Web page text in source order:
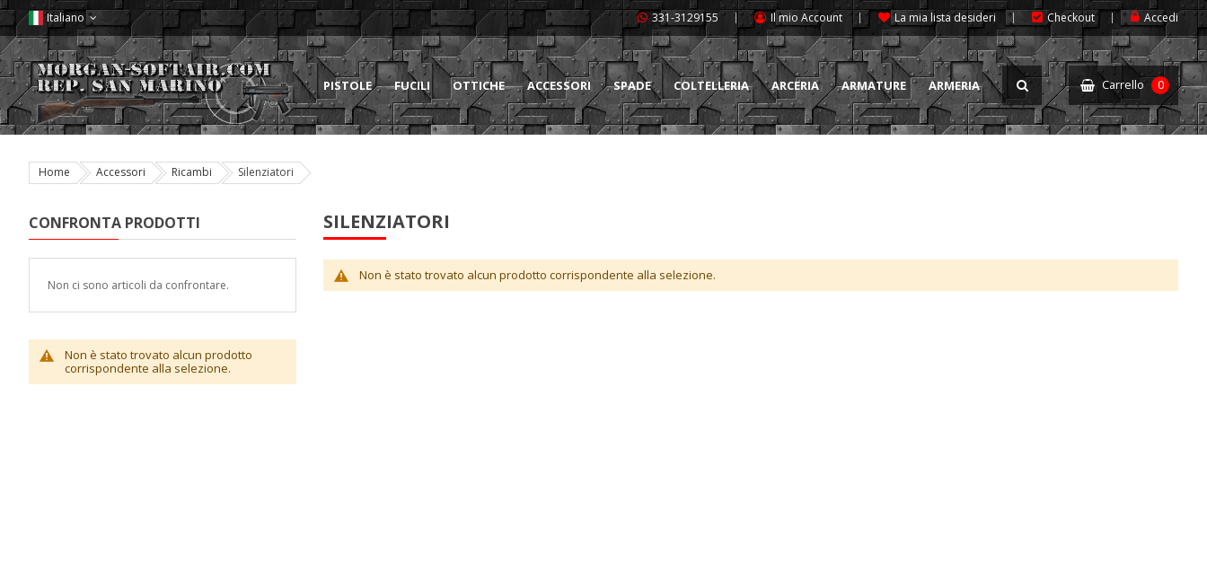
Italiano 331-3129155 Il mio Account La mia lista desideri Checkout Accedi
PISTOLE FUCILI OTTICHE ACCESSORI SPADE COLTELLERIA ARCERIA ARMATURE ARMERIA Carrello 0
Home Accessori Ricambi Silenziatori
SILENZIATORI
Non è stato trovato alcun prodotto corrispondente alla selezione.
CONFRONTA PRODOTTI
Non ci sono articoli da confrontare.
Non è stato trovato alcun prodotto
corrispondente alla selezione.